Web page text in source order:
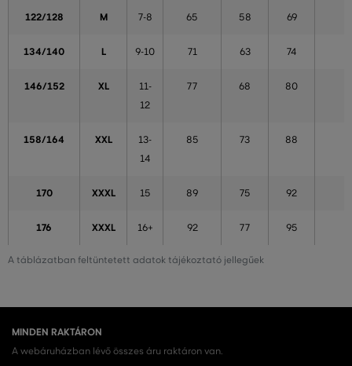
A táblázatban feltüntetett adatok tájékoztató jellegűek
122/128 M 7-8 65 58 69
134/140 L 9-10 71 63 74
146/152 XL
11-
12
77 68 80
158/164 XXL
13-
14
85 73 88
170 XXXL 15 89 75 92
176 XXXL 16+ 92 77 95
MINDEN RAKTÁRON
A webáruházban lévő összes áru raktáron van.